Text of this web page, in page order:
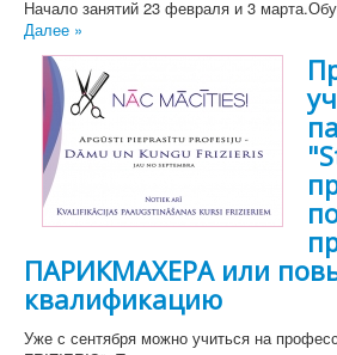
Начало занятий 23 февраля и 3
Далее »
ПАРИКМАХЕРА или
квалификацию
Уже с сентября можно учиться на